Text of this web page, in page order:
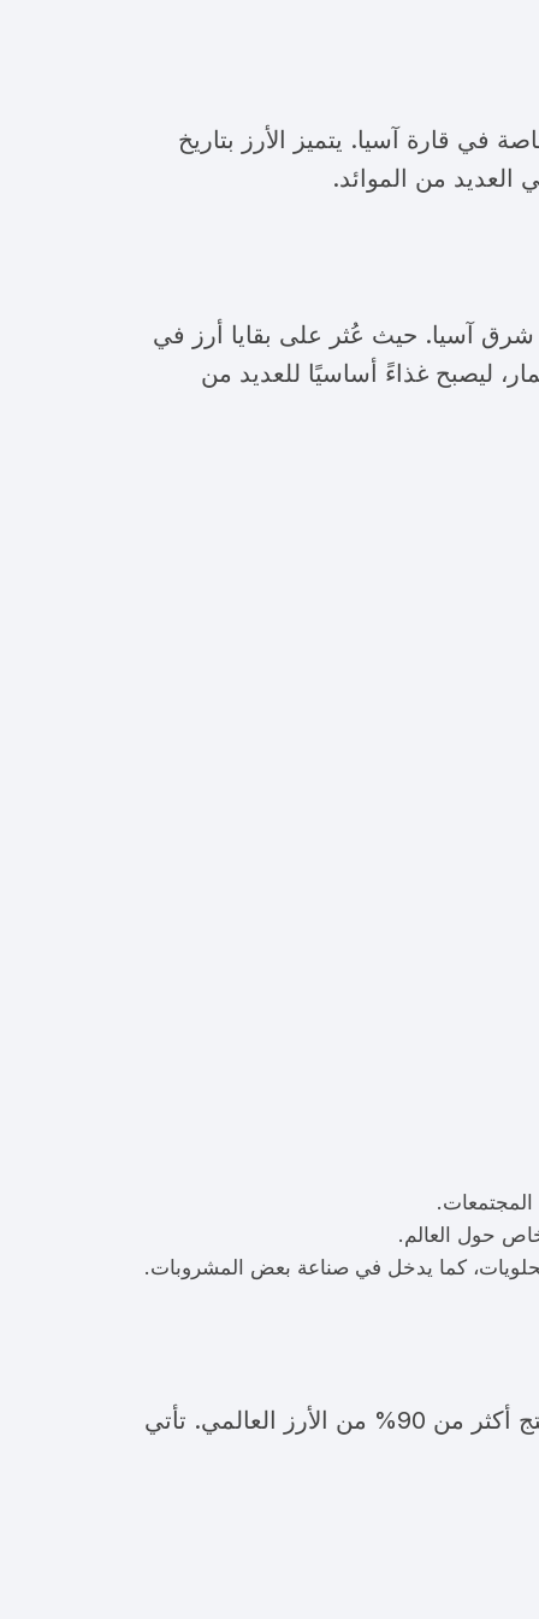
في قارة آسيا. يتميز الأرز بتاريخ
من الموائد.
شرق آسيا. حيث عُثر على بقايا أرز في
والاستعمار، ليصبح غذاءً أساسيًا للعديد من
المجتمعات.
حول العالم.
كما يدخل في صناعة بعض المشروبات.
تُعدّ قارة آسيا الموطن الأصلي للأرز، و مازالت حتى يومنا هذا هي المنطقة الأكثر إنتاجًا له، حيث تُنتج أكثر من 90% من الأرز العالمي. تأتي